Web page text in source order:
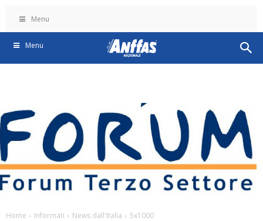
Menu
Menu
Home Informati News dall'Italia 5x1000